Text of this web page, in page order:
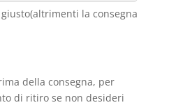
giusto(altrimenti la consegna
della consegna, per
di ritiro se non desideri